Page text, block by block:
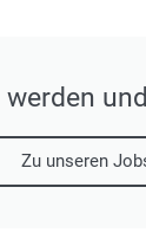
Zu unseren